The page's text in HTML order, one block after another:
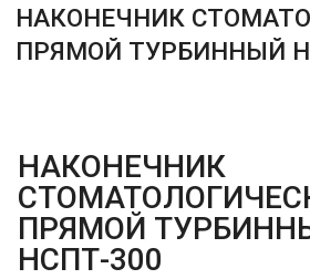
НАКОНЕЧНИК
ПРЯМОЙ ТУРБИННЫЙ
НАКОНЕЧНИК
ПРЯМОЙ
НСПТ-300